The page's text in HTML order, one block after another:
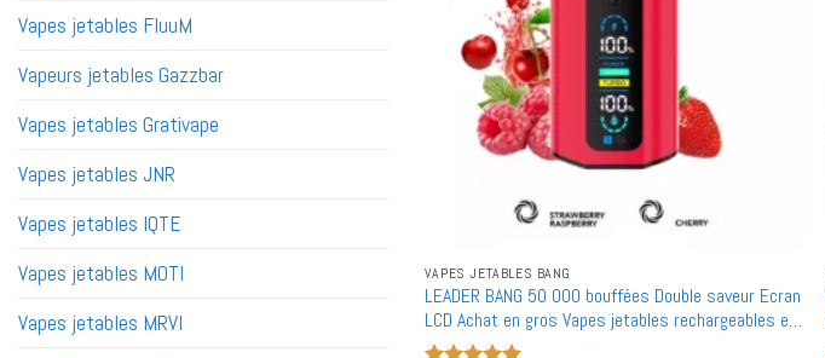
Vapes jetables FluuM
Vapeurs jetables Gazzbar
Vapes jetables Grativape
Vapes jetables JNR
Vapes jetables IQTE
Vapes jetables MOTI
Vapes jetables MRVI
VAPES JETABLES BANG
LEADER BANG 50 000 bouffées Double saveur Ecran
LCD Achat en gros Vapes jetables rechargeables en
vente en gros